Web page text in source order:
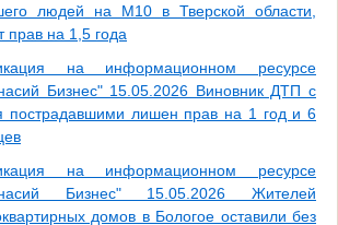
людей на М10 в Тверской области,
прав на 1,5 года
на информационном ресурсе
Бизнес" 15.05.2026 Виновник ДТП с
пострадавшими лишен прав на 1 год и 6
на информационном ресурсе
Бизнес" 15.05.2026 Жителей
домов в Бологое оставили без